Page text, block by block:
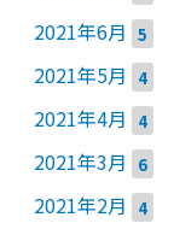
2021年6月 5
2021年5月 4
2021年4月 4
2021年3月 6
2021年2月 4